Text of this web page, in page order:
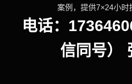
案例，提供7×24小时
电话：
信同号）